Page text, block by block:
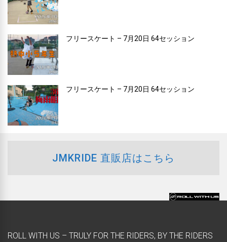
フリースケート – 7月20日 64セッション
フリースケート – 7月20日 64セッション
JMKRIDE 直販店はこちら
ROLL WITH US – TRULY FOR THE RIDERS, BY THE RIDERS